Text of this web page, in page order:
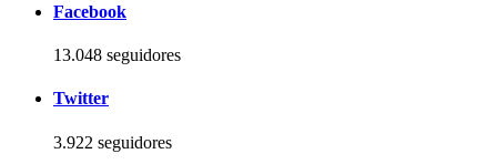
Facebook
13.048 seguidores
Twitter
3.922 seguidores